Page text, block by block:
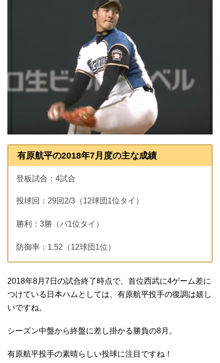
有原航平の2018年7月度の主な成績
登板試合：4試合
投球回：29回2/3（12球団1位タイ）
勝利：3勝（パ1位タイ）
防御率：1.52（12球団1位）
2018年8月7日の試合終了時点で、首位西武に4ゲーム差に
つけている日本ハムとしては、有原航平投手の復調は嬉し
いですね。
シーズン中盤から終盤に差し掛かる勝負の8月。
有原航平投手の素晴らしい投球に注目ですね！